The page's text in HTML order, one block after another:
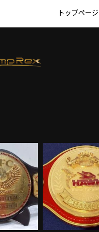
トップページ